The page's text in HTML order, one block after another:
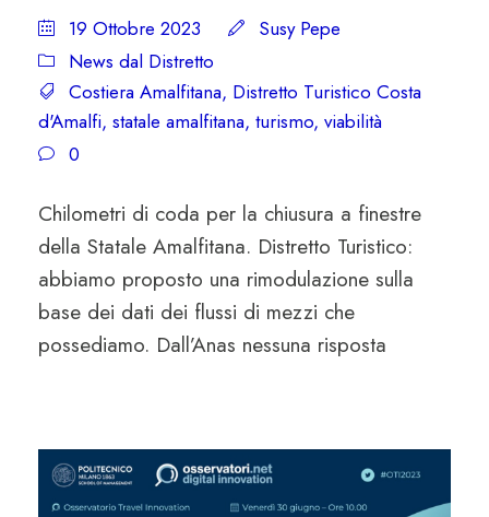
19 Ottobre 2023
Susy Pepe
News dal Distretto
Costiera Amalfitana, Distretto Turistico Costa
d'Amalfi, statale amalfitana, turismo, viabilità
0
Chilometri di coda per la chiusura a finestre
della Statale Amalfitana. Distretto Turistico:
abbiamo proposto una rimodulazione sulla
base dei dati dei flussi di mezzi che
possediamo. Dall’Anas nessuna risposta